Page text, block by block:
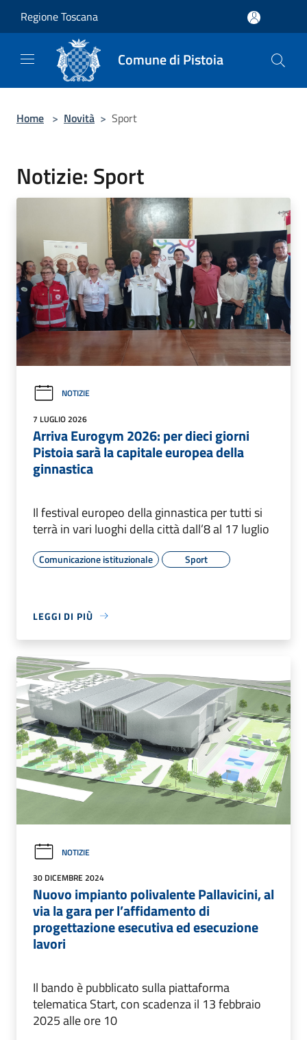
Regione Toscana
Comune di Pistoia
Home > Novità > Sport
Notizie: Sport
NOTIZIE
7 LUGLIO 2026
Arriva Eurogym 2026: per dieci giorni
Pistoia sarà la capitale europea della
ginnastica
Il festival europeo della ginnastica per tutti si
terrà in vari luoghi della città dall’8 al 17 luglio
Comunicazione istituzionale Sport
LEGGI DI PIÙ
NOTIZIE
30 DICEMBRE 2024
Nuovo impianto polivalente Pallavicini, al
via la gara per l’affidamento di
progettazione esecutiva ed esecuzione
lavori
Il bando è pubblicato sulla piattaforma
telematica Start, con scadenza il 13 febbraio
2025 alle ore 10